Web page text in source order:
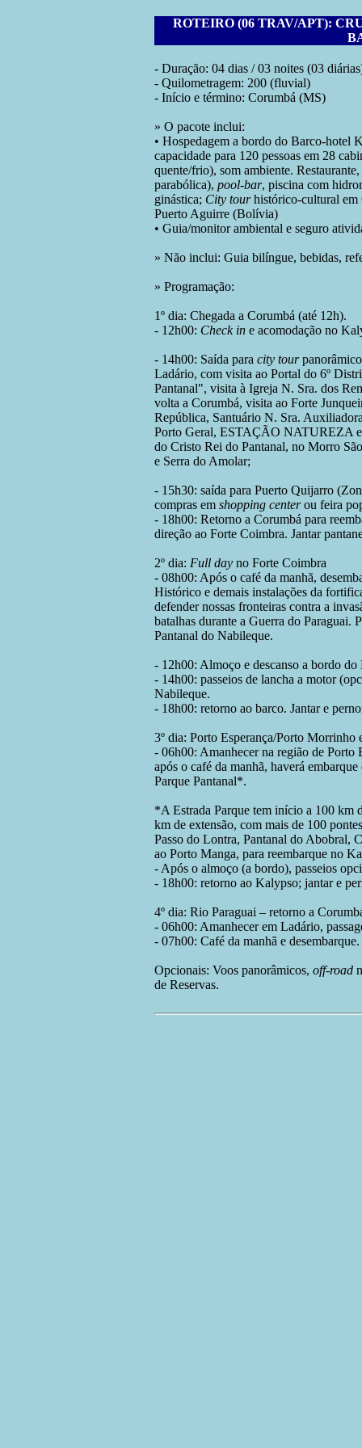
ROTEIRO (06 TRAV/APT):
- Duração: 04 dias / 03 noites (03
- Quilometragem: 200 (fluvial)
- Início e término: Corumbá (MS)
» O pacote inclui:
• Hospedagem a bordo do Barco-hotel
capacidade para 120 pessoas em 28
quente/frio), som ambiente. Restaurante,
parabólica), pool-bar, piscina com
ginástica; City tourhistórico-cultural
Puerto Aguirre (Bolívia)
• Guia/monitor ambiental e seguro
» Não inclui: Guia bilíngue, bebidas,
» Programação:
1º dia: Chegada a Corumbá (até 12h).
- 12h00: Check in e acomodação no
- 14h00: Saída para city tour
Ladário, com visita ao Portal do 6º
Pantanal", visita à Igreja N. Sra. dos
volta a Corumbá, visita ao Forte
República, Santuário N. Sra.
Porto Geral, ESTAÇÃO NATUREZA
do Cristo Rei do Pantanal, no Morro
e Serra do Amolar;
- 15h30: saída para Puerto Quijarro
compras em shopping centerou feira
- 18h00: Retorno a Corumbá para
direção ao Forte Coimbra. Jantar
2º dia: Full day no Forte Coimbra
- 08h00: Após o café da manhã,
Histórico e demais instalações da
defender nossas fronteiras contra a
batalhas durante a Guerra do Paraguai.
Pantanal do Nabileque.
- 12h00: Almoço e descanso a bordo
- 14h00: passeios de lancha a motor
Nabileque.
- 18h00: retorno ao barco. Jantar e
3º dia: Porto Esperança/Porto Morrinho
- 06h00: Amanhecer na região de Porto
após o café da manhã, haverá
Parque Pantanal*.
*A Estrada Parque tem início a 100 km
km de extensão, com mais de 100
Passo do Lontra, Pantanal do Abobral,
ao Porto Manga, para reembarque no
- Após o almoço (a bordo), passeios
- 18h00: retorno ao Kalypso; jantar e
4º dia: Rio Paraguai – retorno a
- 06h00: Amanhecer em Ladário,
- 07h00: Café da manhã e
Opcionais: Voos panorâmicos, off-road
de Reservas.